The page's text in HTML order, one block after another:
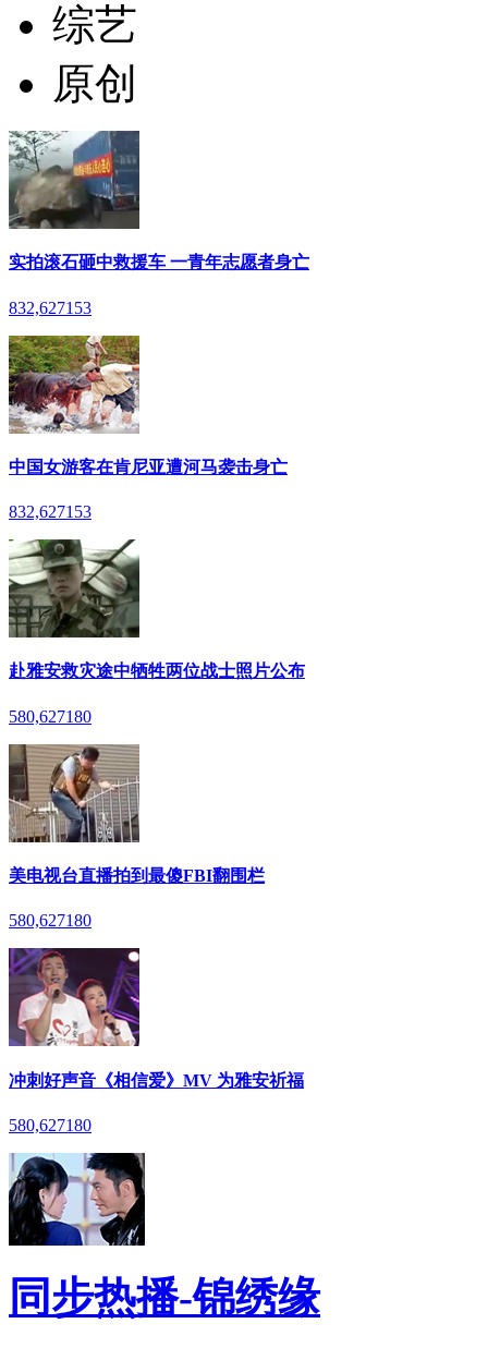
综艺
原创
实拍滚石砸中救援车 一青年志愿者身亡
832,627153
中国女游客在肯尼亚遭河马袭击身亡
832,627153
赴雅安救灾途中牺牲两位战士照片公布
580,627180
美电视台直播拍到最傻FBI翻围栏
580,627180
冲刺好声音《相信爱》MV 为雅安祈福
580,627180
同步热播-锦绣缘